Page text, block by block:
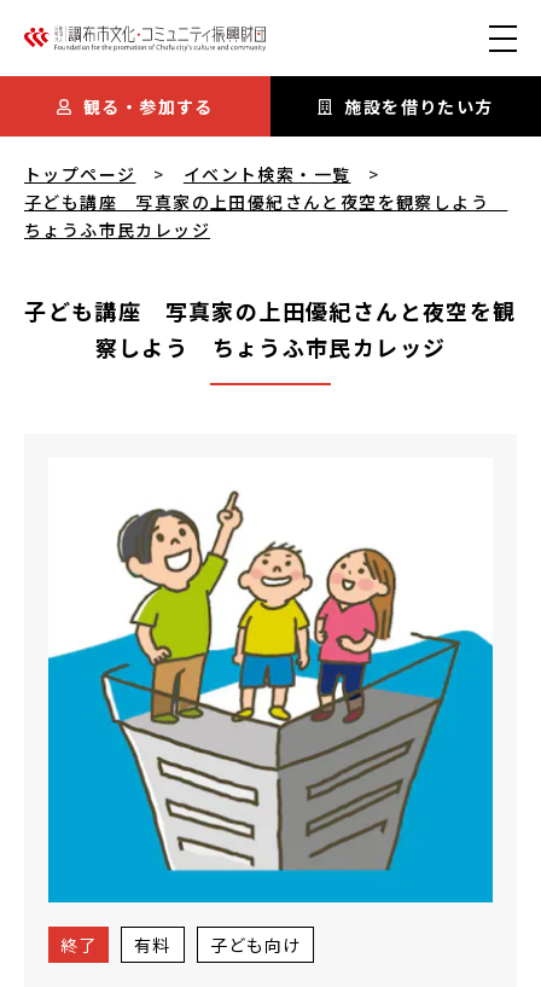
観る・参加する 施設を借りたい方
トップページ
イベント検索・一覧
子ども講座 写真家の上田優紀さんと夜空を観察しよう
ちょうふ市民カレッジ
子ども講座 写真家の上田優紀さんと夜空を観
察しよう ちょうふ市民カレッジ
終了 有料 子ども向け
子ども講座 写真家の上田優紀さんと夜空を観察しよう ちょう